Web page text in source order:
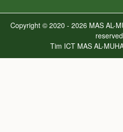
Copyright © 2020 - 2026 MAS AL-
Tim ICT MAS AL-